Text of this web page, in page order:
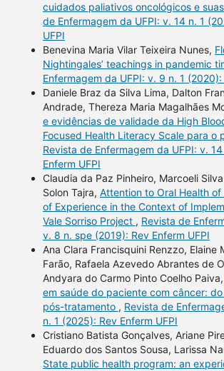
cuidados paliativos oncológicos e
de Enfermagem da UFPI: v. 14 n. 1
UFPI
Benevina Maria Vilar Teixeira Nunes,
Nightingales’ teachings in pandemic
Enfermagem da UFPI: v. 9 n. 1 (2020):
Daniele Braz da Silva Lima, Dalton
Andrade, Thereza Maria Magalhães
e evidências de validade da High
Focused Health Literacy Scale para o
Revista de Enfermagem da UFPI: v.
Enferm UFPI
Claudia da Paz Pinheiro, Marcoeli
Solon Tajra, Attention to Oral Health
of Experience in the Context of
Vale Sorriso Project , Revista de
v. 8 n. spe (2019): Rev Enferm UFPI
Ana Clara Francisquini Renzzo, Elaine
Farão, Rafaela Azevedo Abrantes de
Andyara do Carmo Pinto Coelho Paiva,
em saúde do paciente com câncer:
pós-tratamento , Revista de
n. 1 (2025): Rev Enferm UFPI
Cristiano Batista Gonçalves, Ariane
Eduardo dos Santos Sousa, Larissa
State public health program: an